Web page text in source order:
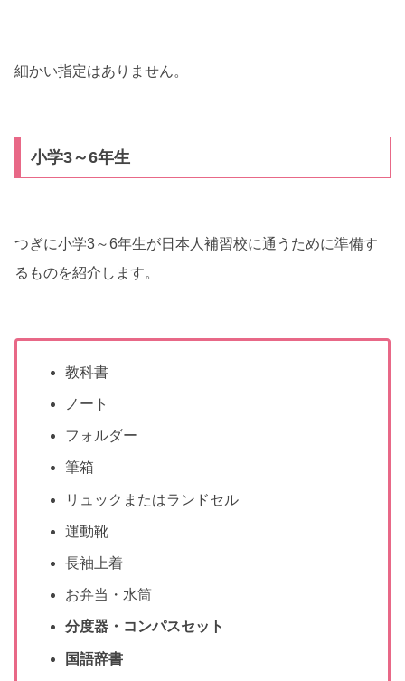
細かい指定はありません。
小学3～6年生
つぎに小学3～6年生が日本人補習校に通うために準備す
るものを紹介します。
教科書
ノート
フォルダー
筆箱
リュックまたはランドセル
運動靴
長袖上着
お弁当・水筒
分度器・コンパスセット
国語辞書